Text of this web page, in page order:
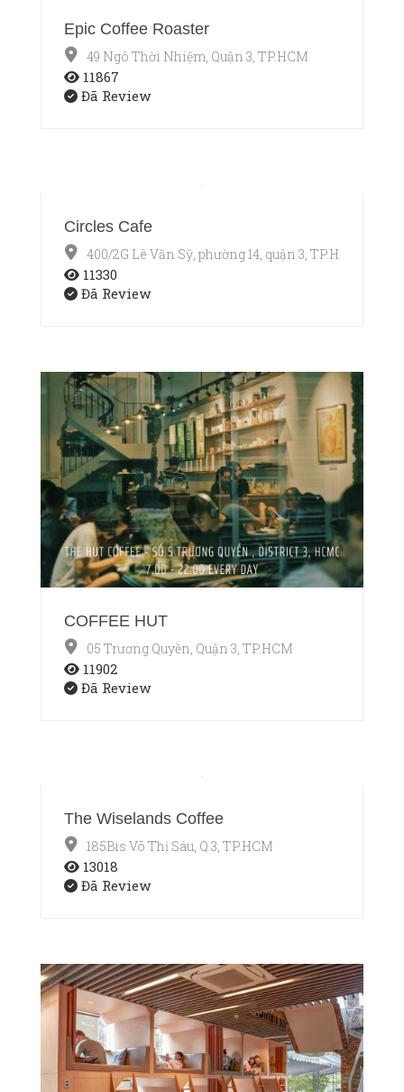
Epic Coffee Roaster
49 Ngô Thời Nhiệm, Quận 3, TP.HCM
11867
Đã Review
Circles Cafe
400/2G Lê Văn Sỹ, phường 14, quận 3, TP.HCM
11330
Đã Review
COFFEE HUT
05 Trương Quyền, Quận 3, TP.HCM
11902
Đã Review
The Wiselands Coffee
185Bis Võ Thị Sáu, Q.3, TP.HCM
13018
Đã Review